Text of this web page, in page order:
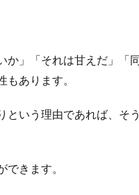
か」「それは甘えだ」「同
あります。
という理由であれば、そう
できます。